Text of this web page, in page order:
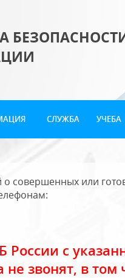
СЛУЖБА УЧЕБА
совершенных или
с
звонят, в том